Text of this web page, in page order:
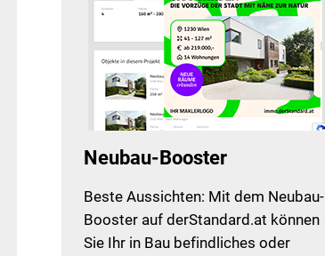
Neubau-Booster
Beste Aussichten: Mit dem Neubau-
Booster auf derStandard.at können
Sie Ihr in Bau befindliches oder